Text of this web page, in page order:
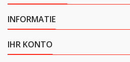
INFORMATIE
IHR KONTO